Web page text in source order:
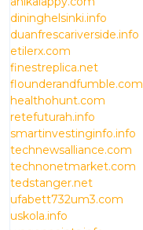
dininghelsinki.info
duanfrescariverside.info
etilerx.com
finestreplica.net
flounderandfumble.com
healthohunt.com
retefuturah.info
smartinvestinginfo.info
technewsalliance.com
technonetmarket.com
tedstanger.net
ufabett732um3.com
uskola.info